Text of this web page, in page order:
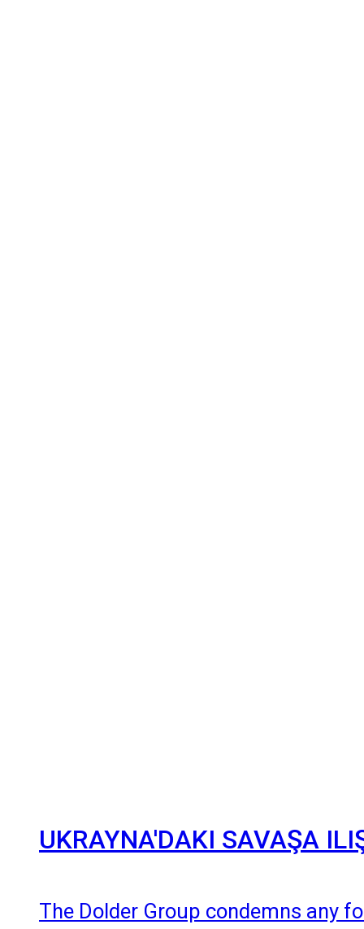
UKRAYNA'DAKI SAVAŞA
The Dolder Group condemns any